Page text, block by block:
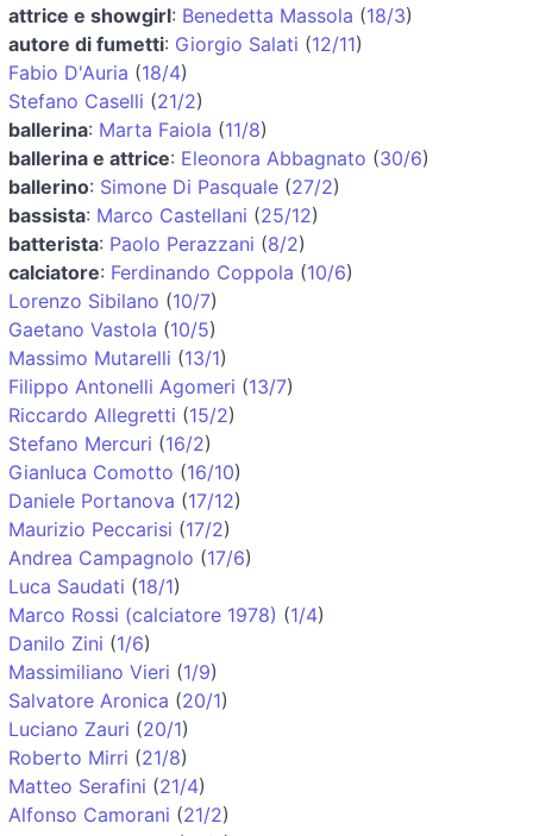
attrice e showgirl: Benedetta Massola (18/3)
autore di fumetti: Giorgio Salati (12/11)
Fabio D'Auria (18/4)
Stefano Caselli (21/2)
ballerina: Marta Faiola (11/8)
ballerina e attrice: Eleonora Abbagnato (30/6)
ballerino: Simone Di Pasquale (27/2)
bassista: Marco Castellani (25/12)
batterista: Paolo Perazzani (8/2)
calciatore: Ferdinando Coppola (10/6)
Lorenzo Sibilano (10/7)
Gaetano Vastola (10/5)
Massimo Mutarelli (13/1)
Filippo Antonelli Agomeri (13/7)
Riccardo Allegretti (15/2)
Stefano Mercuri (16/2)
Gianluca Comotto (16/10)
Daniele Portanova (17/12)
Maurizio Peccarisi (17/2)
Andrea Campagnolo (17/6)
Luca Saudati (18/1)
Marco Rossi (calciatore 1978) (1/4)
Danilo Zini (1/6)
Massimiliano Vieri (1/9)
Salvatore Aronica (20/1)
Luciano Zauri (20/1)
Roberto Mirri (21/8)
Matteo Serafini (21/4)
Alfonso Camorani (21/2)